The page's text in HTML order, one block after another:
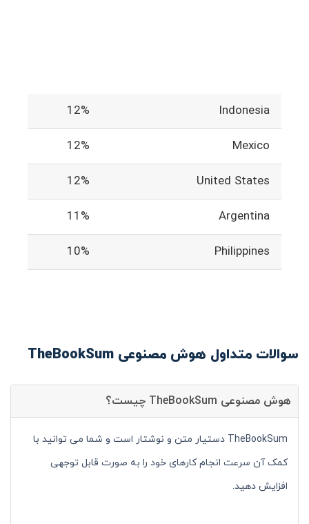
Indonesia
12%
Mexico
12%
United States
12%
Argentina
11%
Philippines
10%
سوالات متداول هوش مصنوعی TheBookSum
هوش مصنوعی TheBookSum چیست؟
TheBookSum دستیار متن و نوشتار است و شما می توانید با
کمک آن سرعت انجام کارهای خود را به صورت قابل توجهی
افزایش دهید.